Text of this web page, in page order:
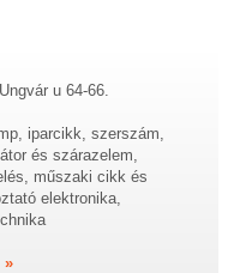
u 64-66.
iparcikk, szerszám,
és szárazelem,
műszaki cikk és
elektronika,
»